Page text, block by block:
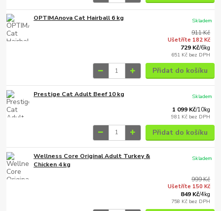
OPTIMAnova Cat Hairball 6 kg
911 Kč
Ušetříte 182 Kč
729 Kč/6kg
651 Kč bez DPH
Skladem
Přidat do košíku
Prestige Cat Adult Beef 10 kg
1 099 Kč/10kg
981 Kč bez DPH
Skladem
Přidat do košíku
Wellness Core Original Adult Turkey &
Chicken 4 kg
999 Kč
Ušetříte 150 Kč
849 Kč/4kg
758 Kč bez DPH
Skladem